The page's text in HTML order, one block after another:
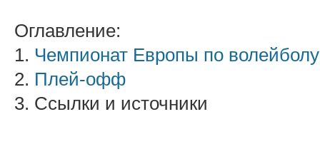
Оглавление:
1. Чемпионат Европы по
2. Плей-офф
3. Ссылки и источники